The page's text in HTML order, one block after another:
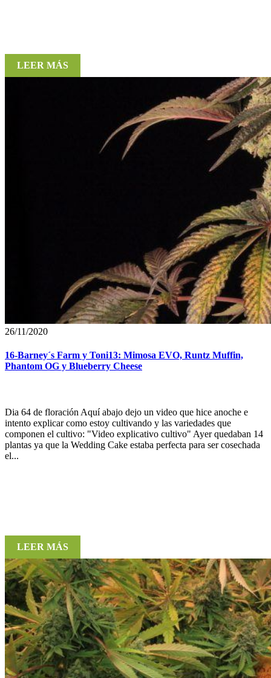
LEER MÁS
26/11/2020
16-Barney´s Farm y Toni13: Mimosa EVO, Runtz Muffin,
Phantom OG y Blueberry Cheese
Dia 64 de floración Aquí abajo dejo un video que hice anoche e
intento explicar como estoy cultivando y las variedades que
componen el cultivo: "Video explicativo cultivo" Ayer quedaban 14
plantas ya que la Wedding Cake estaba perfecta para ser cosechada
el...
LEER MÁS